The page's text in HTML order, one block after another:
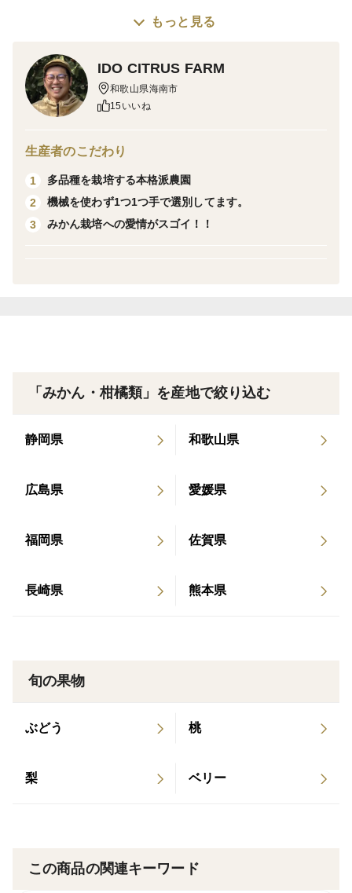
2月20日頃より順次発送！
【期間限定】
「せとか」と「麗紅」は「清見オレンジ」に香りの良い
「アンコールオレンジ」を交配しさらに味の濃厚な
す。
トロリととろける食感、濃厚でジューシーな味わい、み
ずみずしいオレンジの香り」と申し分ない逸品です。
「せとか」と「麗紅」の両方を味わって下さい。
＊香りや酸味がお好きな方はお早めに、酸味が苦手な方
に追熟させてからお召し上がり下さい。
もっと見る
IDO CITRUS FARM
和歌山県海南市
15いいね
生産者のこだわり
1
多品種を栽培する本格派農園
2
機械を使わず1つ1つ手で選別してます。
3
みかん栽培への愛情がスゴイ！！
「みかん・柑橘類」を産地で絞り込む
静岡県 和歌山県
広島県 愛媛県
福岡県 佐賀県
長崎県 熊本県
旬の果物
ぶどう 桃
梨 ベリー
この商品の関連キーワード